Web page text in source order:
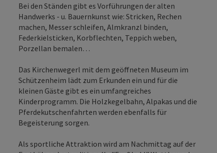
Bei den Ständen gibt es Vorführungen der alten
Handwerks - u. Bauernkunst wie: Stricken, Rechen
machen, Messer schleifen, Almkranzl binden,
Federkielsticken, Korbflechten, Teppich weben,
Porzellan bemalen…
Das Kirchenwegerl mit dem geöffneten Museum im
Schützenheim lädt zum Erkunden ein und für die
kleinen Gäste gibt es ein umfangreiches
Kinderprogramm. Die Holzkegelbahn, Alpakas und die
Pferdekutschenfahrten werden ebenfalls für
Begeisterung sorgen.
Als sportliche Attraktion wird am Nachmittag auf der